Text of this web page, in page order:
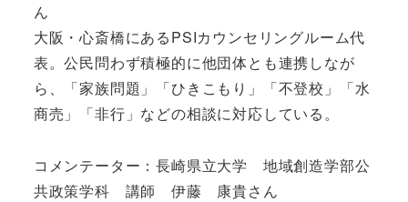
ん
大阪・心斎橋にあるPSIカウンセリングルーム代
表。公民問わず積極的に他団体とも連携しなが
ら、「家族問題」「ひきこもり」「不登校」「水
商売」「非行」などの相談に対応している。
コメンテーター：長崎県立大学 地域創造学部公
共政策学科 講師 伊藤 康貴さん